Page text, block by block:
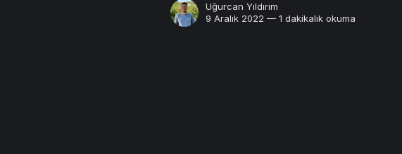
Uğurcan Yıldırım
9 Aralık 2022 — 1 dakikalık okuma